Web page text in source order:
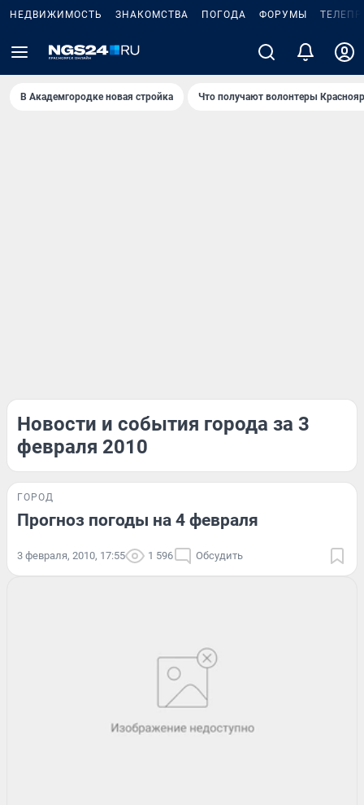
НЕДВИЖИМОСТЬ ЗНАКОМСТВА ПОГОДА ФОРУМЫ
В Академгородке новая стройка Что получают волонтеры
Новости и события города за 3
февраля 2010
ГОРОД
Прогноз погоды на 4 февраля
3 февраля, 2010, 17:55 1 596 Обсудить